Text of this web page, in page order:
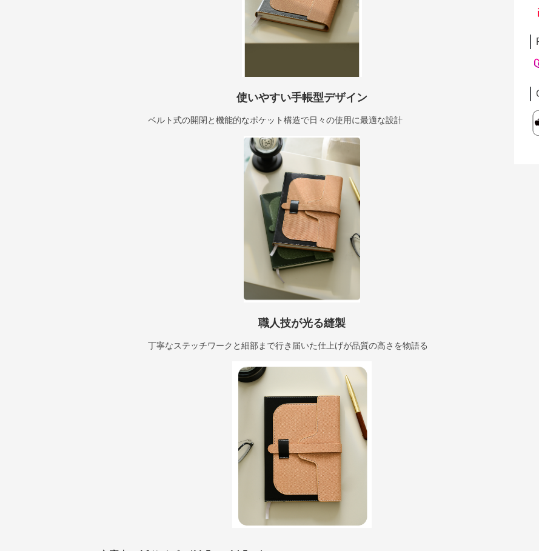
使いやすい手帳型デザイン
ベルト式の開閉と機能的なポケット構造で日々の使用に最適な設計
職人技が光る縫製
丁寧なステッチワークと細部まで行き届いた仕上げが品質の高さを物語る